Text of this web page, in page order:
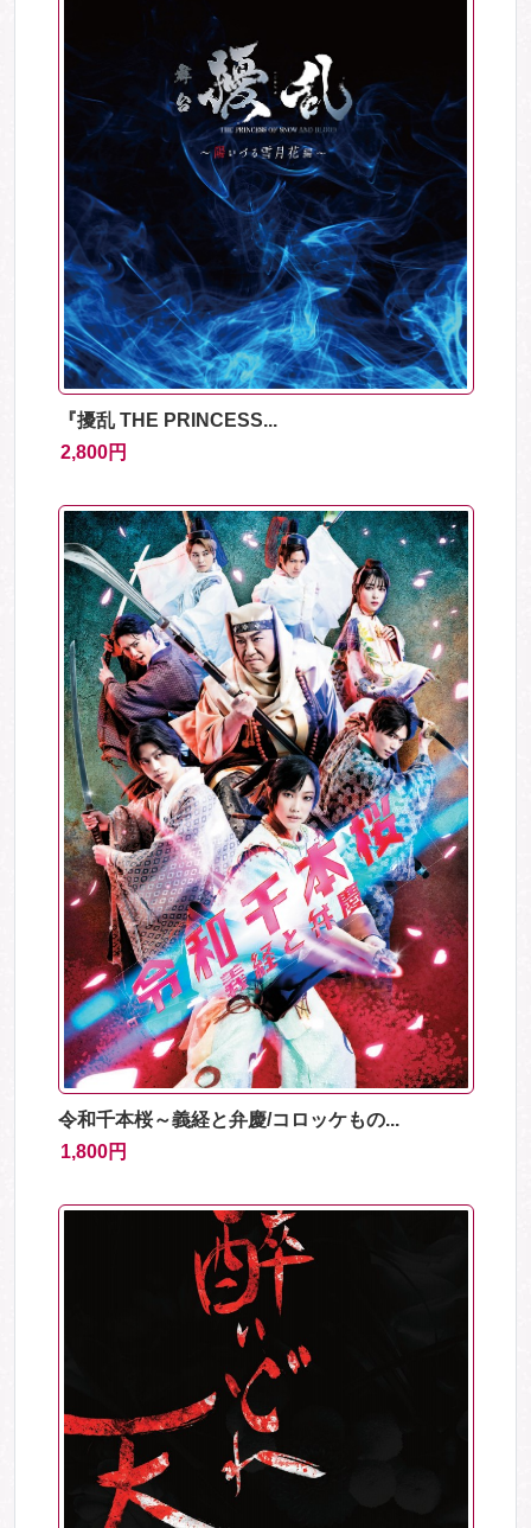
『擾乱 THE PRINCESS...
2,800円
令和千本桜～義経と弁慶/コロッケもの...
1,800円